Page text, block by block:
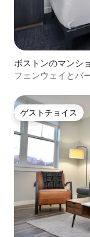
ボストンのマンシ
フェンウェイとバ
ゲストチョイス
ゲストチョイス